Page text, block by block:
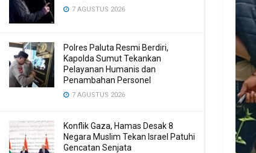
7 AGUSTUS 2026
Polres Paluta Resmi Berdiri,
Kapolda Sumut Tekankan
Pelayanan Humanis dan
Penambahan Personel
7 AGUSTUS 2026
Konflik Gaza, Hamas Desak 8
Negara Muslim Tekan Israel Patuhi
Gencatan Senjata